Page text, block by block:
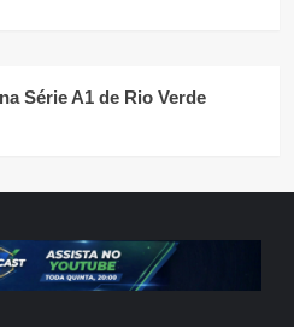
Série A1 de Rio Verde